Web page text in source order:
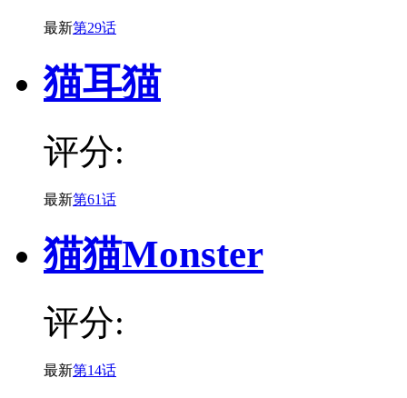
最新第29话
猫耳猫
评分:
最新第61话
猫猫Monster
评分:
最新第14话